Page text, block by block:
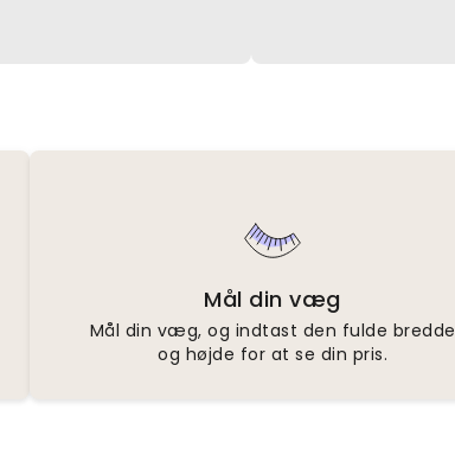
Mål din væg
Mål din væg, og indtast den fulde bredde
og højde for at se din pris.